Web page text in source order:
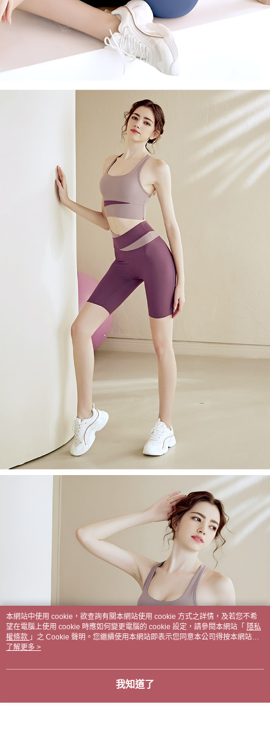
本網站中使用 cookie，欲查詢有關本網站使用 cookie 方式之詳情，及若您不希
望在電腦上使用 cookie 時應如何變更電腦的 cookie 設定，請參閱本網站「 隱私
權條款 」之 Cookie 聲明。您繼續使用本網站即表示您同意本公司得按本網站使
用條款之 Cookie 聲明使用 cookie。
了解更多 >
我知道了